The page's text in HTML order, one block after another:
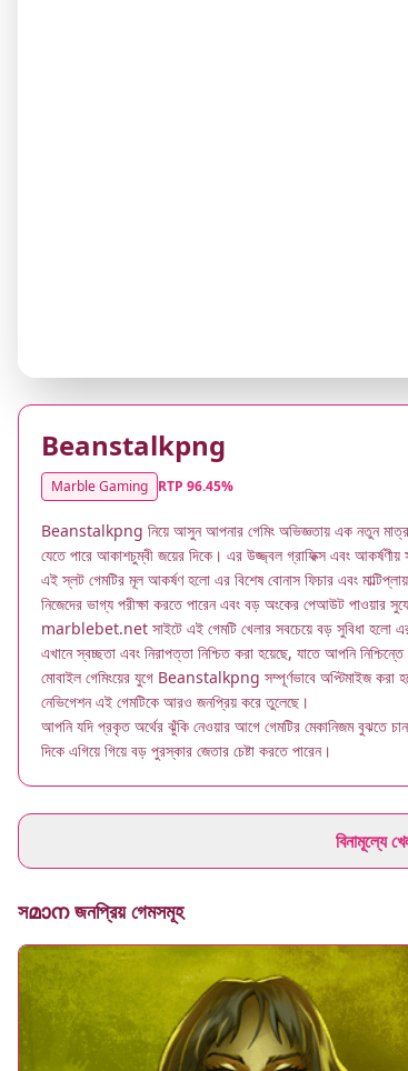
▶
Beanstalkpng
Marble Gaming RTP 96.45%
Beanstalkpng নিয়ে আসুন আপনার গেমিং অভিজ্ঞতায় এক নতুন মাত্রা,
যেতে পারে আকাশচুম্বী জয়ের দিকে। এর উজ্জ্বল গ্রাফিক্স এবং আকর্ষণীয়
এই স্লট গেমটির মূল আকর্ষণ হলো এর বিশেষ বোনাস ফিচার এবং
নিজেদের ভাগ্য পরীক্ষা করতে পারেন এবং বড় অংকের পেআউট পাওয়ার
marblebet.net সাইটে এই গেমটি খেলার সবচেয়ে বড় সুবিধা হলো এর
এখানে স্বচ্ছতা এবং নিরাপত্তা নিশ্চিত করা হয়েছে, যাতে আপনি
মোবাইল গেমিংয়ের যুগে Beanstalkpng সম্পূর্ণভাবে অপ্টিমাইজ করা
নেভিগেশন এই গেমটিকে আরও জনপ্রিয় করে তুলেছে।
আপনি যদি প্রকৃত অর্থের ঝুঁকি নেওয়ার আগে গেমটির মেকানিজম বুঝতে
দিকে এগিয়ে গিয়ে বড় পুরস্কার জেতার চেষ্টা করতে পারেন।
বিনামূল্যে
সമാന জনপ্রিয় গেমসমূহ